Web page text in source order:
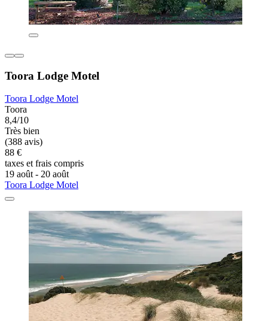
Toora Lodge Motel
Toora Lodge Motel
Toora
8,4/10
Très bien
(388 avis)
88 €
taxes et frais compris
19 août - 20 août
Toora Lodge Motel